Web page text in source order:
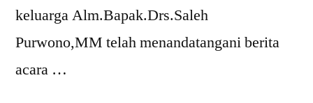
keluarga Alm.Bapak.Drs.Saleh
Purwono,MM telah menandatangani berita
acara …